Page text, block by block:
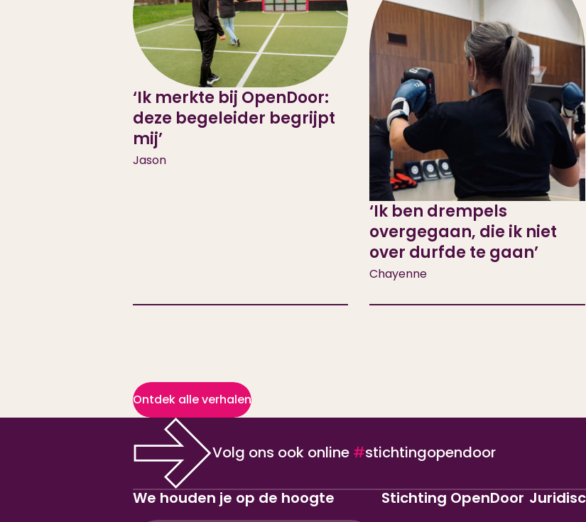
‘Ik merkte bij OpenDoor:
deze begeleider begrijpt
mij’
Jason
‘Ik ben drempels
overgegaan, die ik niet
over durfde te gaan’
Chayenne
Ontdek alle verhalen
Volg ons ook online #stichtingopendoor
We houden je op de hoogte Stichting OpenDoor